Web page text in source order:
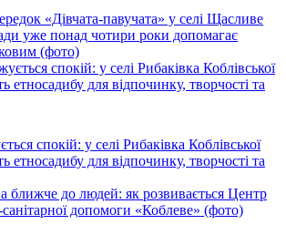
«Дівчата-павучата» у селі Щасливе
уже понад чотири роки допомагає
(фото)
спокій: у селі Рибаківка Коблівської
етносадибу для відпочинку, творчості та